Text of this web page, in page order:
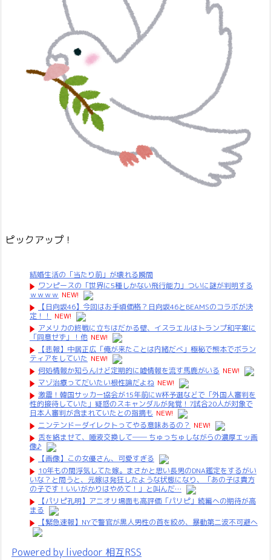
ピックアップ！
結婚生活の「当たり前」が壊れる瞬間
ワンピースの「世界に5種しかない飛行能力」ついに謎が判明する
ｗｗｗｗ NEW!
【日向坂46】今回はお手頃価格？日向坂46とBEAMSのコラボが決
定！！
NEW!
アメリカの終戦に立ちはだかる壁、イスラエルはトランプ和平案に
「同意せず」！他 NEW!
【悲報】中居正広「俺が来たことは内緒だべ」極秘で熊本でボラン
ティアをしていた NEW!
何処情報か知らんけど定期的に嘘情報を流す馬鹿がいる NEW!
マゾ治療ってだいたい根性論だよね NEW!
激震！韓国サッカー協会が15年前にW杯予選などで「外国人審判を
性的接待していた」疑惑のスキャンダルが発覚！7試合20人が対象で
日本人審判が含まれていたとの指摘も NEW!
ニンテンドーダイレクトってやる意味あるの？ NEW!
舌を絡ませて、唾液交換して── ちゅっちゅしながらの濃厚エッ画
像♪
【画像】この女優さん、可愛すぎる
10年もの間浮気してた嫁。まさかと思い長男のDNA鑑定をするがい
いな？と問うと、元嫁は発狂したような状態になり、「あの子は貴方
の子です！いいがかりはやめて！」と叫んだ…
【パリピ孔明】アニオリ場面も高評価「パリピ」続編への期待が高
まる
【緊急速報】NYで警官が黒人男性の首を絞め、暴動第二波不可避へ
Powered by livedoor 相互RSS